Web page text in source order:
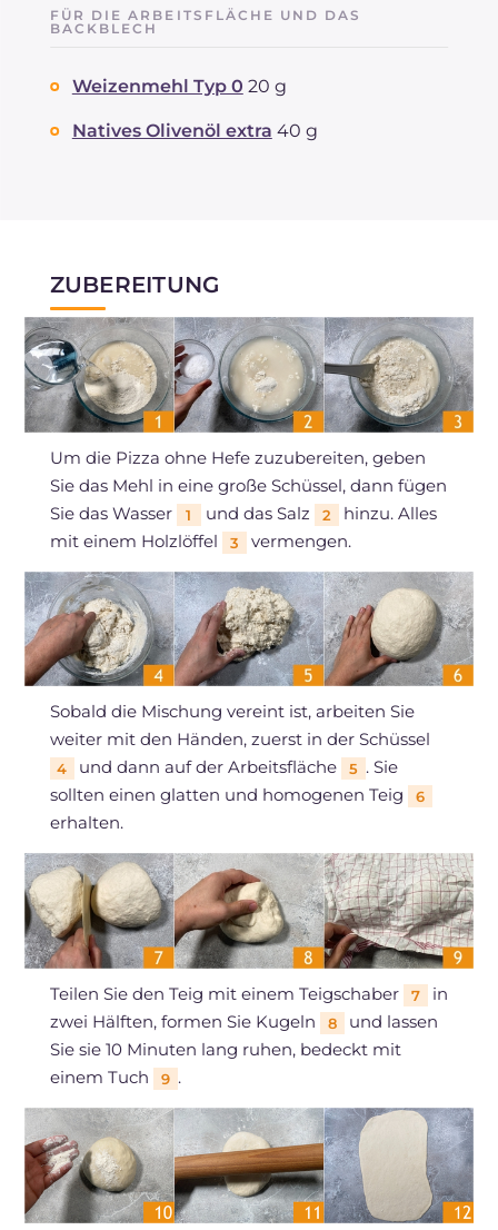
FÜR DIE ARBEITSFLÄCHE UND DAS
BACKBLECH
Weizenmehl Typ 0 20 g
Natives Olivenöl extra 40 g
ZUBEREITUNG
Um die Pizza ohne Hefe zuzubereiten, geben
Sie das Mehl in eine große Schüssel, dann fügen
Sie das Wasser
1 und das Salz 2
hinzu. Alles
mit einem Holzlöffel
3 vermengen.
Sobald die Mischung vereint ist, arbeiten Sie
weiter mit den Händen, zuerst in der Schüssel
4 und dann auf der Arbeitsfläche 5 . Sie
sollten einen glatten und homogenen Teig
6
erhalten.
Teilen Sie den Teig mit einem Teigschaber 7
in
zwei Hälften, formen Sie Kugeln
8
und lassen
Sie sie 10 Minuten lang ruhen, bedeckt mit
einem Tuch
9 .